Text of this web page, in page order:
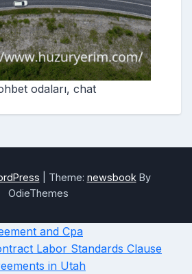
odaları, chat
Theme: newsbook By
OdieThemes
and Cpa
Labor Standards Clause
in Utah